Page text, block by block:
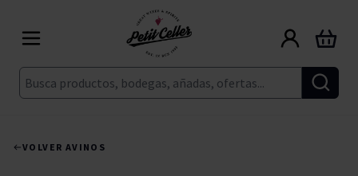
Buscar
Carrito
VOLVER AVINOS